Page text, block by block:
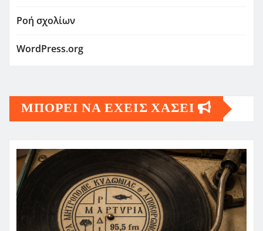
Ροή σχολίων
WordPress.org
ΜΠΟΡΕΙ ΝΑ ΕΧΕΙΣ ΧΑΣΕΙ